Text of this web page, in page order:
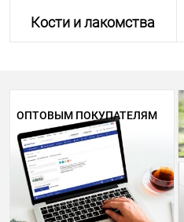
Кости и лакомства
ОПТОВЫМ ПОКУПАТЕЛЯМ